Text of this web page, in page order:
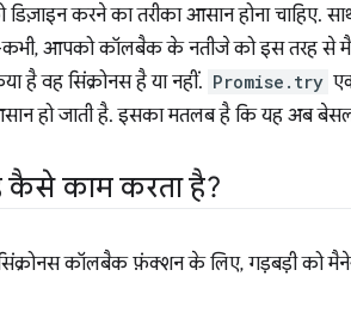
करने का तरीका आसान होना चाहिए.
कभी, आपको कॉलबैक के नतीजे को इस तरह से
है वह सिंक्रोनस है या नहीं. Promise.try
हो जाती है. इसका मतलब है कि यह अब
कैसे काम करता है?
कॉलबैक फ़ंक्शन के लिए, गड़बड़ी को